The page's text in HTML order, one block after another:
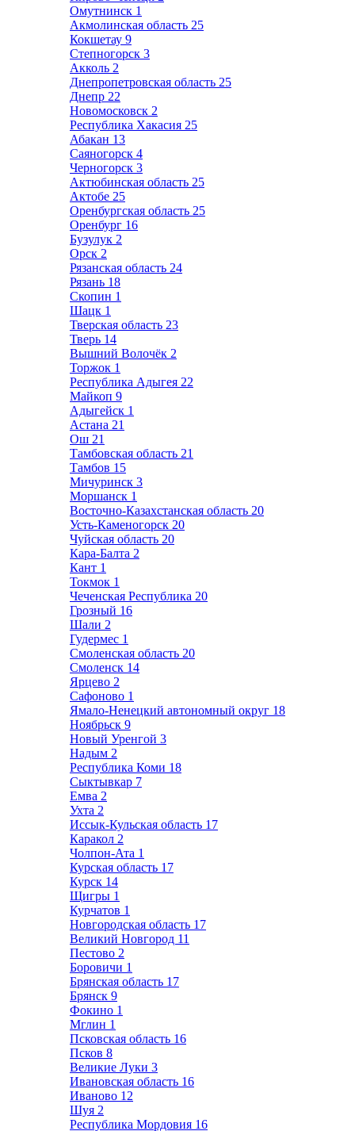
Омутнинск 1
Акмолинская область 25
Кокшетау 9
Степногорск 3
Акколь 2
Днепропетровская область 25
Днепр 22
Новомосковск 2
Республика Хакасия 25
Абакан 13
Саяногорск 4
Черногорск 3
Актюбинская область 25
Актобе 25
Оренбургская область 25
Оренбург 16
Бузулук 2
Орск 2
Рязанская область 24
Рязань 18
Скопин 1
Шацк 1
Тверская область 23
Тверь 14
Вышний Волочёк 2
Торжок 1
Республика Адыгея 22
Майкоп 9
Адыгейск 1
Астана 21
Ош 21
Тамбовская область 21
Тамбов 15
Мичуринск 3
Моршанск 1
Восточно-Казахстанская область 20
Усть-Каменогорск 20
Чуйская область 20
Кара-Балта 2
Кант 1
Токмок 1
Чеченская Республика 20
Грозный 16
Шали 2
Гудермес 1
Смоленская область 20
Смоленск 14
Ярцево 2
Сафоново 1
Ямало-Ненецкий автономный округ 18
Ноябрьск 9
Новый Уренгой 3
Надым 2
Республика Коми 18
Сыктывкар 7
Емва 2
Ухта 2
Иссык-Кульская область 17
Каракол 2
Чолпон-Ата 1
Курская область 17
Курск 14
Щигры 1
Курчатов 1
Новгородская область 17
Великий Новгород 11
Пестово 2
Боровичи 1
Брянская область 17
Брянск 9
Фокино 1
Мглин 1
Псковская область 16
Псков 8
Великие Луки 3
Ивановская область 16
Иваново 12
Шуя 2
Республика Мордовия 16